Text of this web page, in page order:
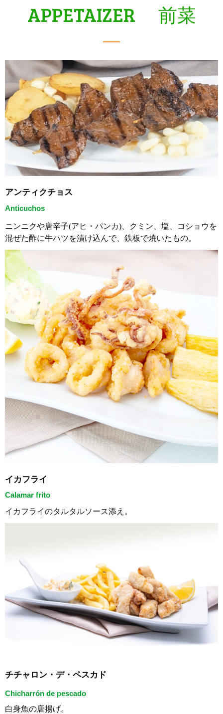
APPETAIZER 前菜
アンティクチョス
Anticuchos
ニンニクや唐辛子(アヒ・パンカ)、クミン、塩、コショウを
混ぜた酢に牛ハツを漬け込んで、鉄板で焼いたもの。
イカフライ
Calamar frito
イカフライのタルタルソース添え。
チチャロン・デ・ペスカド
Chicharrón de pescado
白身魚の唐揚げ。